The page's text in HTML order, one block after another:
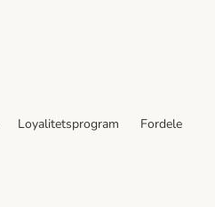
Loyalitetsprogram
Fordele